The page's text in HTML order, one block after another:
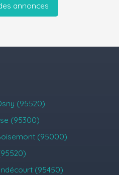
annonces
(95520)
(95300)
(95000)
(95450)